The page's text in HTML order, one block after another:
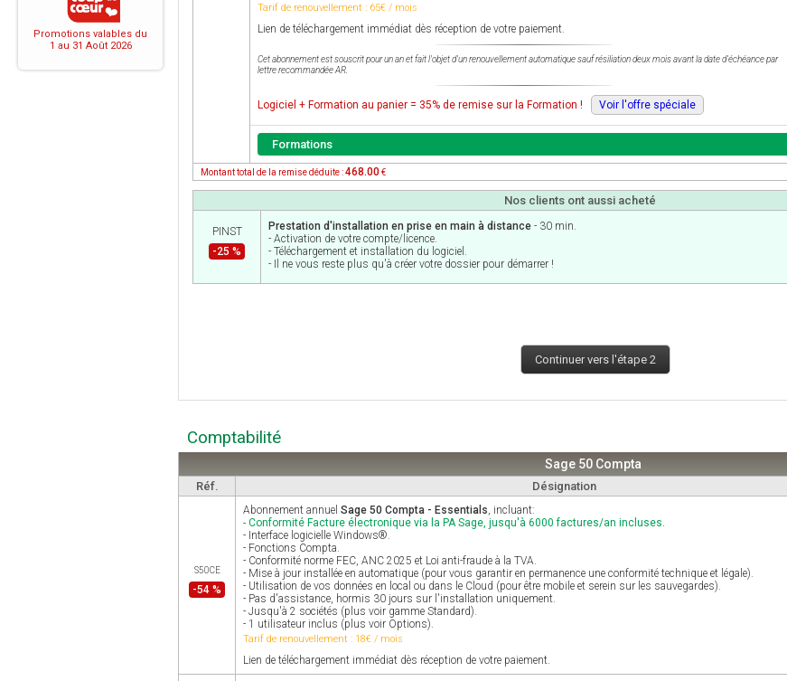
Promotions valables du
1 au 31 Août 2026
Tarif de renouvellement : 65€ / mois
Lien de téléchargement immédiat dès réception de votre paiement.
Cet abonnement est souscrit pour un an et fait l'objet d'un renouvellement automatique sauf résiliation deux mois avant la date d'échéance par
lettre recommandée AR.
Logiciel + Formation au panier = 35% de remise sur la Formation ! Voir l'offre spéciale
Formations
Montant total de la remise déduite :468.00€
Nos clients ont aussi acheté
PINST
-25 %
Prestation d'installation en prise en main à distance - 30 min.
- Activation de votre compte/licence.
- Téléchargement et installation du logiciel.
- Il ne vous reste plus qu'à créer votre dossier pour démarrer !
Continuer vers l'étape 2
Comptabilité
Sage 50 Compta
Réf. Désignation
S50CE
-54 %
Abonnement annuel Sage 50 Compta - Essentials, incluant:
- Conformité Facture électronique via la PA Sage, jusqu'à 6000 factures/an incluses.
- Interface logicielle Windows®.
- Fonctions Compta.
- Conformité norme FEC, ANC 2025 et Loi anti-fraude à la TVA.
- Mise à jour installée en automatique (pour vous garantir en permanence une conformité technique et légale).
- Utilisation de vos données en local ou dans le Cloud (pour être mobile et serein sur les sauvegardes).
- Pas d'assistance, hormis 30 jours sur l'installation uniquement.
- Jusqu'à 2 sociétés (plus voir gamme Standard).
- 1 utilisateur inclus (plus voir Options).
Tarif de renouvellement : 18€ / mois
Lien de téléchargement immédiat dès réception de votre paiement.